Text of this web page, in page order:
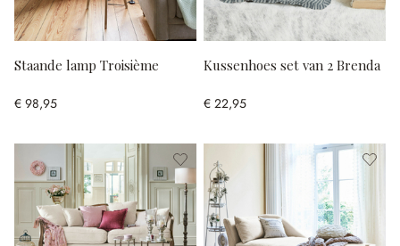
Staande lamp Troisième
€ 98,95
Kussenhoes set van 2 Brenda
€ 22,95